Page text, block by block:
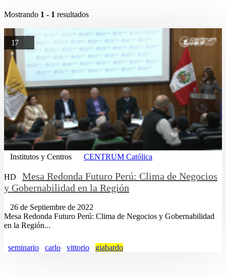
Mostrando 1 - 1 resultados
17
Institutos y Centros CENTRUM Católica
HD
Mesa Redonda Futuro Perú: Clima de Negocios
y Gobernabilidad en la Región
26 de Septiembre de 2022
Mesa Redonda Futuro Perú: Clima de Negocios y Gobernabilidad
en la Región...
seminario carlo vittorio giabardo